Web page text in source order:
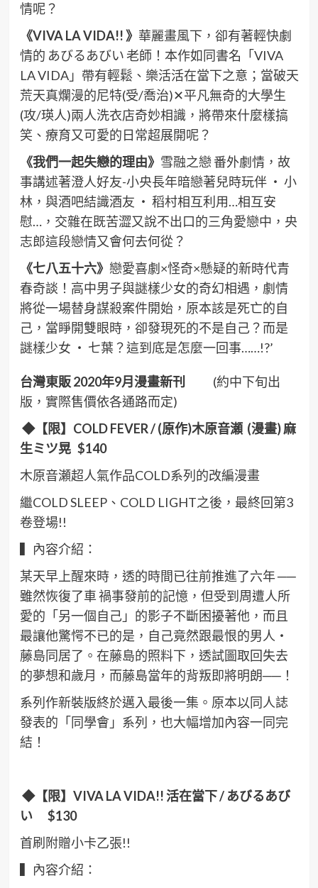
情呢？
《VIVA LA VIDA!!》 華麗畫風下，卻有著輕快劇
情的 あびるあびい 老師！本作如同書名「VIVA
LA VIDA」帶有輕鬆、樂活活在當下之意；當破天
荒天真爛漫的尼特(受/喬治)✕平凡無奇的大學生
(攻/瑛人)兩人洗衣店奇妙相識，將帶來什麼樣搞
笑、療育又可愛的日常超展開呢？
《我們一起失戀的理由》 雪融之戀 番外劇情，故
事講述著澄人好友-小央長年暗戀著兒時玩伴 ‧ 小
林，與酒吧結識酒友 ‧ 稻村相互利用…相互安
慰…，交雜在既苦澀又說不出口的三角愛戀中，央
志郎這段戀情又會何去何從？
《七八五十六》 戀愛喜劇×怪奇×懸疑的新時代青
春奇談！高中男子與謎樣少女的奇幻相遇，劇情
將從一場替身謀殺案件開始，原本該是死亡的自
己，當睜開雙眼時，卻發現死的不是自己？而是
謎樣少女 ‧ 七葉？這到底是怎麼一回事……!?’
台灣東販 2020年9月漫畫新刊
(約中下旬出
版，實際售價依各通路而定)
◆【限】COLD FEVER / (原作)木原音瀬 (漫畫)麻
生ミツ晃 $140
木原音瀬超人氣作品COLD系列的改編漫畫
繼COLD SLEEP、COLD LIGHT之後，最終回第3
卷登場!!
▍內容介紹：
某天早上醒來時，透的時間已往前推進了六年 ──
雖然恢復了車 禍事發前的記憶，但受到周遭人所
愛的「另一個自己」的影子不斷困擾著他，而且
最讓他驚愕不已的是，自己竟然跟最恨的男人‧
藤島同居了。在藤島的照料下，透試圖取回失去
的夢想和歲月，而藤島當年的背叛即將明朗──！
系列作新裝版終於邁入最後一集。原本以同人誌
發表的「同學會」系列，也大幅增加內容一同完
結！
◆【限】VIVA LA VIDA!!活在當下/ あびるあび
い$130
首刷附贈小卡乙張!!
▍內容介紹：